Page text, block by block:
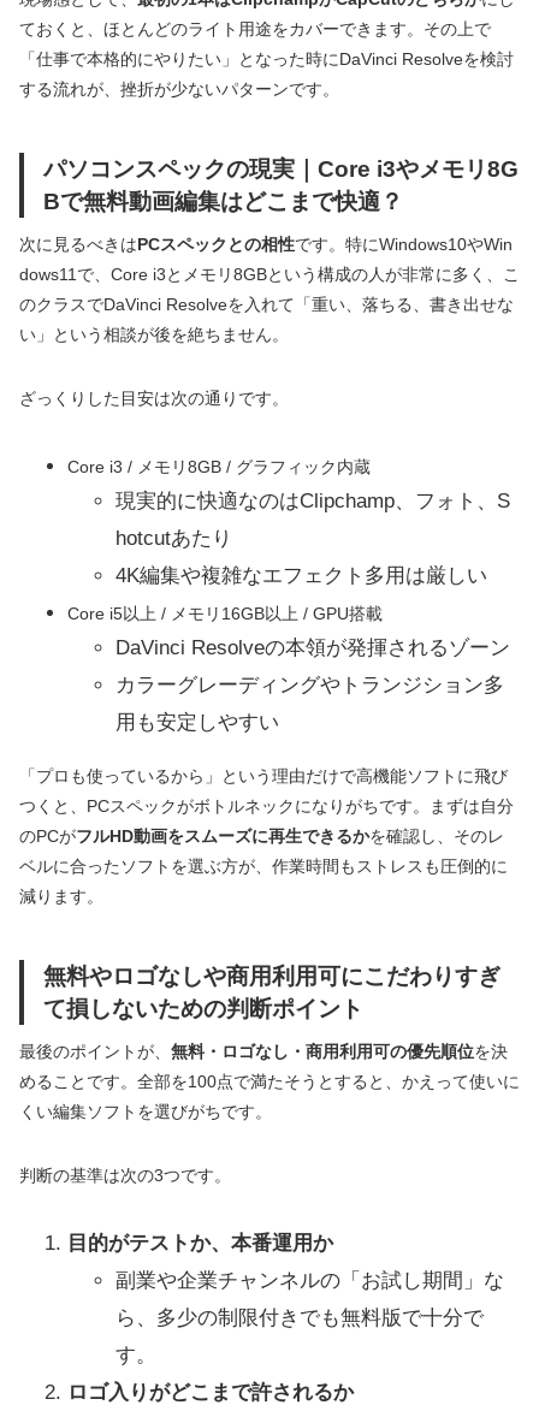
ておくと、ほとんどのライト用途をカバーできます。その上で
「仕事で本格的にやりたい」となった時にDaVinci Resolveを検討
する流れが、挫折が少ないパターンです。
パソコンスペックの現実｜Core i3やメモリ8G
Bで無料動画編集はどこまで快適？
次に見るべきはPCスペックとの相性です。特にWindows10やWin
dows11で、Core i3とメモリ8GBという構成の人が非常に多く、こ
のクラスでDaVinci Resolveを入れて「重い、落ちる、書き出せな
い」という相談が後を絶ちません。
ざっくりした目安は次の通りです。
Core i3 / メモリ8GB / グラフィック内蔵
現実的に快適なのはClipchamp、フォト、S
hotcutあたり
4K編集や複雑なエフェクト多用は厳しい
Core i5以上 / メモリ16GB以上 / GPU搭載
DaVinci Resolveの本領が発揮されるゾーン
カラーグレーディングやトランジション多
用も安定しやすい
「プロも使っているから」という理由だけで高機能ソフトに飛び
つくと、PCスペックがボトルネックになりがちです。まずは自分
のPCがフルHD動画をスムーズに再生できるかを確認し、そのレ
ベルに合ったソフトを選ぶ方が、作業時間もストレスも圧倒的に
減ります。
無料やロゴなしや商用利用可にこだわりすぎ
て損しないための判断ポイント
最後のポイントが、 無料・ロゴなし・商用利用可の優先順位を決
めることです。全部を100点で満たそうとすると、かえって使いに
くい編集ソフトを選びがちです。
判断の基準は次の3つです。
目的がテストか、本番運用か
副業や企業チャンネルの「お試し期間」な
ら、多少の制限付きでも無料版で十分で
す。
ロゴ入りがどこまで許されるか